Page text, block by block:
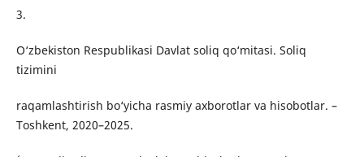
3.
O‘zbekiston Respublikasi Davlat soliq qo‘mitasi. Soliq
tizimini
raqamlashtirish bo‘yicha rasmiy axborotlar va hisobotlar. –
Toshkent, 2020–2025.